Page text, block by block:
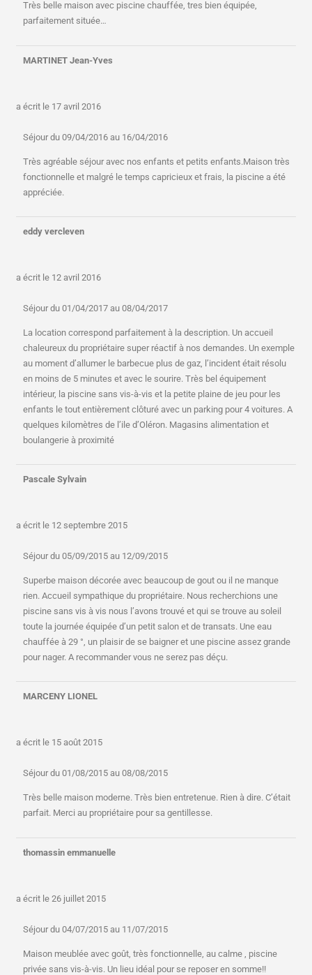
Très belle maison avec piscine chauffée, tres bien équipée,
parfaitement située…
MARTINET Jean-Yves
a écrit le 17 avril 2016
Séjour du 09/04/2016 au 16/04/2016
Très agréable séjour avec nos enfants et petits enfants.Maison très
fonctionnelle et malgré le temps capricieux et frais, la piscine a été
appréciée.
eddy vercleven
a écrit le 12 avril 2016
Séjour du 01/04/2017 au 08/04/2017
La location correspond parfaitement à la description. Un accueil
chaleureux du propriétaire super réactif à nos demandes. Un exemple
au moment d’allumer le barbecue plus de gaz, l’incident était résolu
en moins de 5 minutes et avec le sourire. Très bel équipement
intérieur, la piscine sans vis-à-vis et la petite plaine de jeu pour les
enfants le tout entièrement clôturé avec un parking pour 4 voitures. A
quelques kilomètres de l’ile d’Oléron. Magasins alimentation et
boulangerie à proximité
Pascale Sylvain
a écrit le 12 septembre 2015
Séjour du 05/09/2015 au 12/09/2015
Superbe maison décorée avec beaucoup de gout ou il ne manque
rien. Accueil sympathique du propriétaire. Nous recherchions une
piscine sans vis à vis nous l’avons trouvé et qui se trouve au soleil
toute la journée équipée d’un petit salon et de transats. Une eau
chauffée à 29 °, un plaisir de se baigner et une piscine assez grande
pour nager. A recommander vous ne serez pas déçu.
MARCENY LIONEL
a écrit le 15 août 2015
Séjour du 01/08/2015 au 08/08/2015
Très belle maison moderne. Très bien entretenue. Rien à dire. C’était
parfait. Merci au propriétaire pour sa gentillesse.
thomassin emmanuelle
a écrit le 26 juillet 2015
Séjour du 04/07/2015 au 11/07/2015
Maison meublée avec goût, très fonctionnelle, au calme , piscine
privée sans vis-à-vis. Un lieu idéal pour se reposer en somme!!